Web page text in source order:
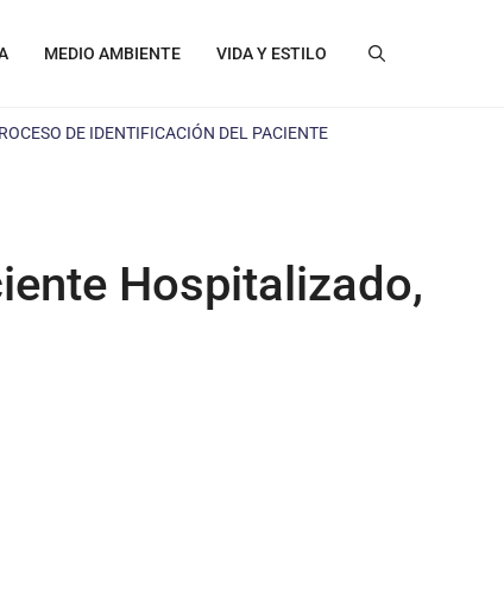
MEDIO AMBIENTE VIDA Y ESTILO
DE IDENTIFICACIÓN DEL PACIENTE
Hospitalizado,